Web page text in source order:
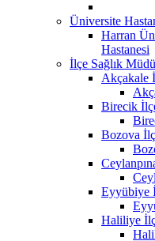
Üniversite
Harran
Hastanesi
İlçe Sağlık
Akçakale
Birecik
Bozova
Eyyübiye
Haliliye